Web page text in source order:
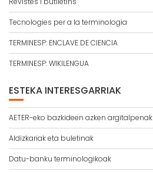
Tecnologies per a la terminologia
TERMINESP: ENCLAVE DE CIENCIA
TERMINESP: WIKILENGUA
ESTEKA INTERESGARRIAK
AETER-eko bazkideen azken argitalpenak
Aldizkariak eta buletinak
Datu-banku terminologikoak